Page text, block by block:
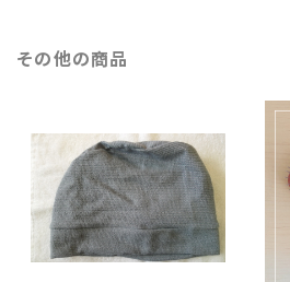
その他の商品